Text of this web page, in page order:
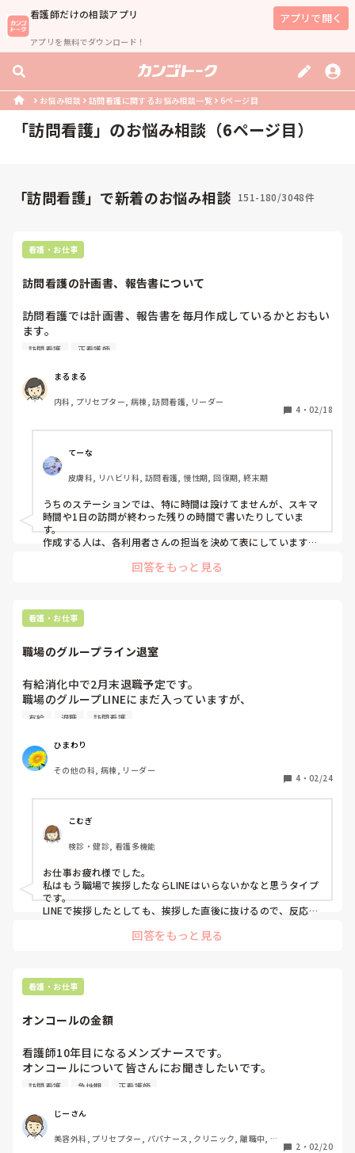
看護師だけの相談アプリ
アプリを無料でダウンロード！
アプリで開く
お悩み相談 訪問看護に関するお悩み相談一覧 6ページ目
「訪問看護」のお悩み相談（6ページ目）
「訪問看護」で新着のお悩み相談 151-180/3048件
看護・お仕事
訪問看護の計画書、報告書について
訪問看護では計画書、報告書を毎月作成しているかとおもい
ます。
皆さんの事業所ではどの時間で誰が作成してますか？
設けずかく個人で責任持ってするようにとなったりしてまし
たが、最近は時間を作ってくださるようにまたなりました。
皆さんのところもどのような感じでしてるのか気になり教え
また早く作成できるコツなどあれば教えてほしいです。
訪問看護 正看護師
まるまる
内科, プリセプター, 病棟, 訪問看護, リーダー
4 ・ 02/18
てーな
皮膚科, リハビリ科, 訪問看護, 慢性期, 回復期, 終末期
うちのステーションでは、特に時間は設けてませんが、スキマ
時間や1日の訪問が終わった残りの時間で書いたりしていま
す。
作成する人は、各利用者さんの担当を決めて表にしています。
ョンは担当制ではないので、月によってよく行った人が変わる
早く書くために私がしているのは、
月初めから時間がある時にどんどん書いていくことです。変更
月の最後はバイタル入力と、最終チェックで済みます。
回答をもっと見る
看護・お仕事
職場のグループライン退室
有給消化中で2月末退職予定です。
職場のグループLINEにまだ入っていますが、
菓子折りと手書きメッセージは置いてきました。
退室前に一言挨拶した方がいいでしょうか？
(；д；)
もお、あまり関わりたくないですが常識的に体質前に挨拶し
有給 退職 訪問看護
ひまわり
その他の科, 病棟, リーダー
4 ・ 02/24
こむぎ
検診・健診, 看護多機能
お仕事お疲れ様でした。
私はもう職場で挨拶したならLINEはいらないかなと思うタイプ
です。
LINEで挨拶したとしても、挨拶した直後に抜けるので、反応が
るかなと思ってしまいます笑 回答をもっと見る
看護・お仕事
オンコールの金額
看護師10年目になるメンズナースです。
オンコールについて皆さんにお聞きしたいです。
現在平日土日関係なく2000円なのですが、皆さんはどうで
訪問看護 急性期 正看護師
じーさん
美容外科, プリセプター, パパナース, クリニック, 離職中, リ
2 ・ 02/20